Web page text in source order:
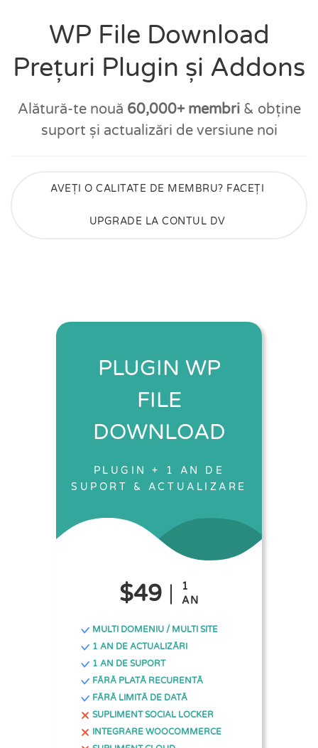
WP File Download
Prețuri Plugin și Addons
Alătură-te nouă 60,000+ membri& obține
suport și actualizări de versiune noi
AVEȚI O CALITATE DE MEMBRU? FACEȚI
UPGRADE LA CONTUL DV
PLUGIN WP
FILE
DOWNLOAD
PLUGIN + 1 AN DE
SUPORT & ACTUALIZARE
$49
1
AN
MULTI DOMENIU / MULTI SITE
1 AN DE ACTUALIZĂRI
1 AN DE SUPORT
FĂRĂ PLATĂ RECURENTĂ
FĂRĂ LIMITĂ DE DATĂ
SUPLIMENT SOCIAL LOCKER
INTEGRARE WOOCOMMERCE